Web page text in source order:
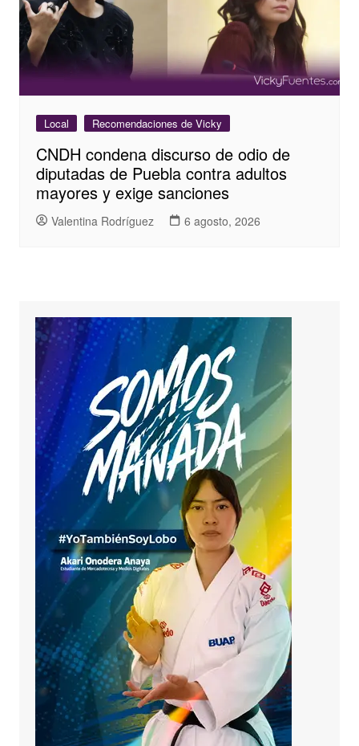
Local Recomendaciones de Vicky
CNDH condena discurso de odio de
diputadas de Puebla contra adultos
mayores y exige sanciones
Valentina Rodríguez 6 agosto, 2026